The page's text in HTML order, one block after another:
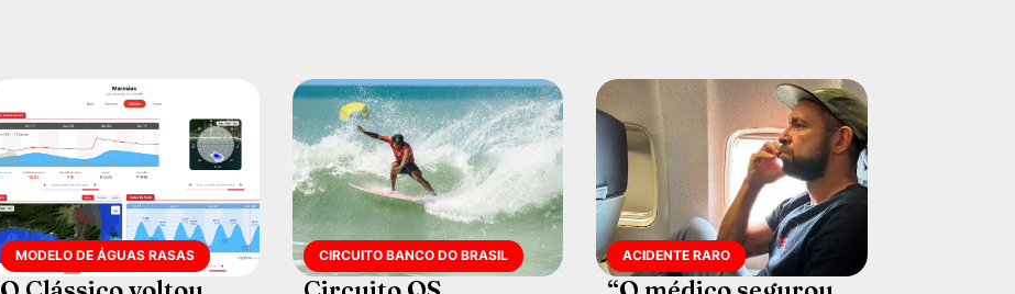
MODELO DE ÁGUAS RASAS CIRCUITO BANCO DO BRASIL ACIDENTE RARO